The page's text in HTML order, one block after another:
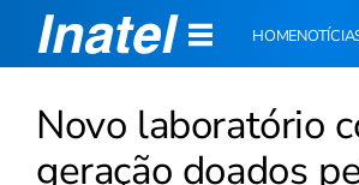
Novo laboratório
geração doados
HOME